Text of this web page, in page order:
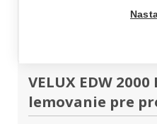
VELUX EDW 2000
lemovanie pre